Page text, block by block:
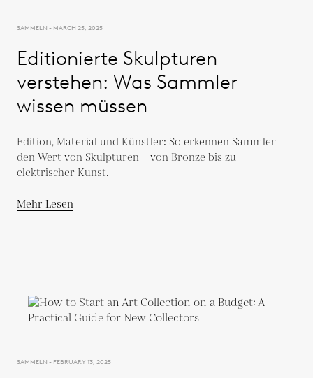
SAMMELN - MARCH 25, 2025
Editionierte Skulpturen
verstehen: Was Sammler
wissen müssen
Edition, Material und Künstler: So erkennen Sammler
den Wert von Skulpturen – von Bronze bis zu
elektrischer Kunst.
Mehr Lesen
SAMMELN - FEBRUARY 13, 2025